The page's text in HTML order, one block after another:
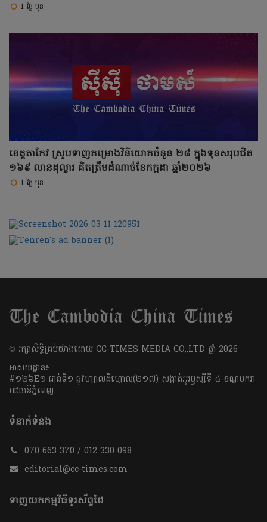
1 ថ្ងៃ មុន
ខេត្តតាកែវ ស្រូបទាញគម្រោងវិនិយោគចំនួន ២៨ ក្នុងទុនសរុបជិត
១៦៩ លានដុល្លារ គិតត្រឹមដំណាច់ខែកក្កដា ឆ្នាំ២០២៦
1 ថ្ងៃ មុន
​© រក្សា​សិទ្ធិ​គ្រប់​យ៉ាង​ដោយ​ CC-TIMES MEDIA CO,.LTD ឆ្នាំ​ 2026
អាសយដ្ឋាន៖
#១២៦E១ ជាន់ទី១ ផ្លូវហ្សាលដឺហ្គោល(២១៧) សង្កាត់អូរឫស្សីទី ៤ ខណ្ឌមករា
រាជធានីភ្នំពេញ
ទំនាក់ទំនង
070 663 370 / 012 330 098
editorial@cc-times.com
ទាញយកកម្មវិធីទូរស័ព្ទដៃ